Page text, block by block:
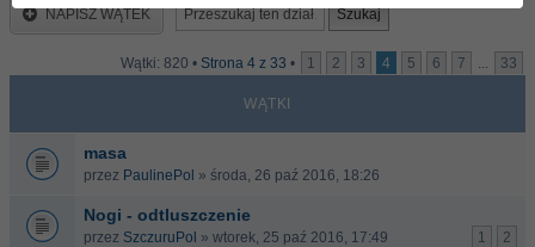
NAPISZ WĄTEK
Wątki: 820 • Strona 4 z 33 • 1 2 3 4 5 6 7 ... 33
WĄTKI
masa
przez PaulinePol » środa, 26 paź 2016, 18:26
Nogi - odtluszczenie
1 2
przez SzczuruPol » wtorek, 25 paź 2016, 17:49